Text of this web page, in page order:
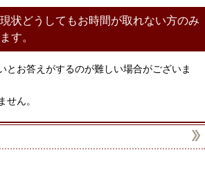
お電話で 弁護士岡本宛 とお申
状どうしてもお時間が取れない方のみ
す。
とお答えがするのが難しい場合がございま
せん。